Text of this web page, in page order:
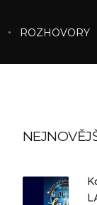
ROZHOVORY